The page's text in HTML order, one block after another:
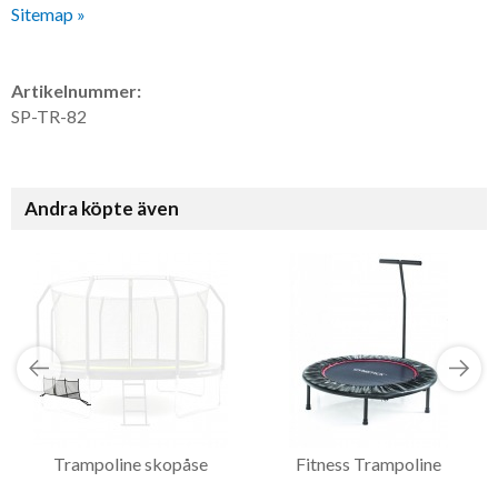
Sitemap »
Artikelnummer:
SP-TR-82
Andra köpte även
Trampoline skopåse Fitness Trampoline